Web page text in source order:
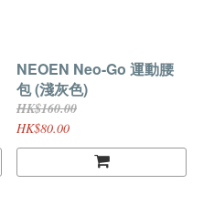
NEOEN Neo-Go 運動腰
包 (淺灰色)
HK$160.00
HK$80.00